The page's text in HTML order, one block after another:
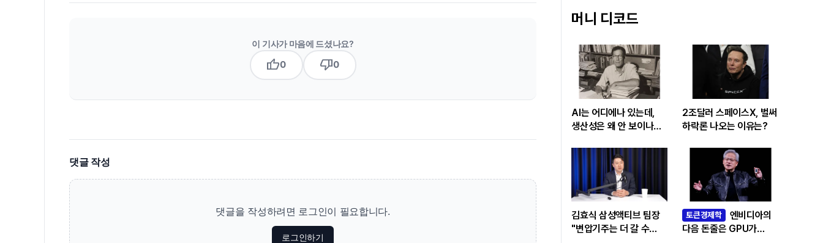
머니 디코드
AI는 어디에나 있는데,
생산성은 왜 안 보이나…
‘솔로우 패러독스’
2조달러 스페이스X, 벌써
하락론 나오는 이유는?
김효식 삼성액티브 팀장
"변압기주는 더 갈 수
토큰경제학
엔비디아의
다음 돈줄은 GPU가
이 기사가 마음에 드셨나요?
thumb_up0 thumb_down0
댓글 작성
댓글을 작성하려면 로그인이 필요합니다.
로그인하기